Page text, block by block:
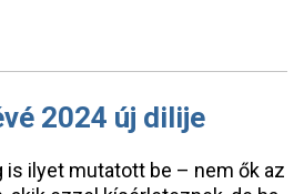
2024 új dilije
is ilyet mutatott be – nem ők az